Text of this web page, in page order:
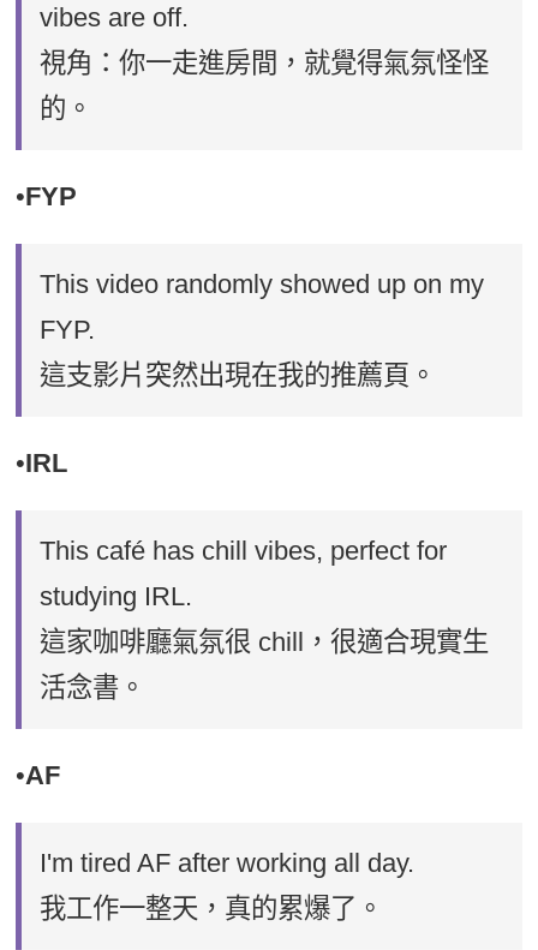
vibes are off.
視角：你一走進房間，就覺得氣氛怪怪
的。
•FYP
This video randomly showed up on my
FYP.
這支影片突然出現在我的推薦頁。
•IRL
This café has chill vibes, perfect for
studying IRL.
這家咖啡廳氣氛很 chill，很適合現實生
活念書。
•AF
I'm tired AF after working all day.
我工作一整天，真的累爆了。